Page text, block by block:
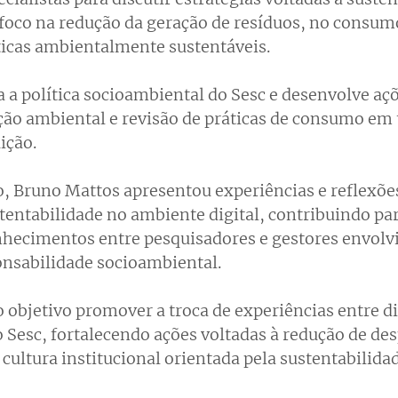
na redução da geração de resíduos, no
ambientalmente sustentáveis.
política socioambiental do Sesc e desenvolve
ambiental e revisão de práticas de consumo
Bruno Mattos apresentou experiências e
no ambiente digital, contribuindo
entre pesquisadores e gestores
socioambiental.
objetivo promover a troca de experiências entre
Sesc, fortalecendo ações voltadas à redução de
cultura institucional orientada pela